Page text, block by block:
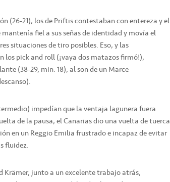
(26-21), los de Priftis contestaban con entereza y el
fiel a sus señas de identidad y movía el
situaciones de tiro posibles. Eso, y las
pick and roll (¡vaya dos matazos firmó!),
(38-29, min. 18), al son de un Marce
impedían que la ventaja lagunera fuera
de la pausa, el Canarias dio una vuelta de tuerca
en un Reggio Emilia frustrado e incapaz de evitar
fluidez.
Krämer, junto a un excelente trabajo atrás,